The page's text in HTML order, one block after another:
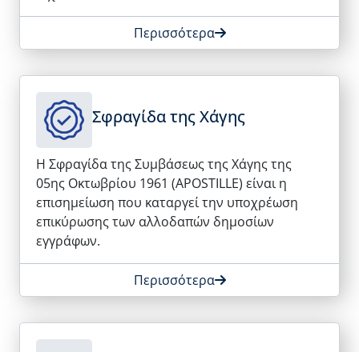
Περισσότερα
Σφραγίδα της Χάγης
Η Σφραγίδα της Συμβάσεως της Χάγης της
05ης Οκτωβρίου 1961 (APOSTILLE) είναι η
επισημείωση που καταργεί την υποχρέωση
επικύρωσης των αλλοδαπών δημοσίων
εγγράφων.
Περισσότερα